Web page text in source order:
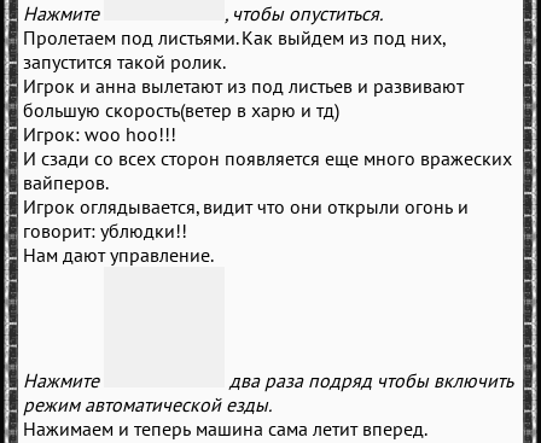
Нажмите
, чтобы опуститься.
Пролетаем под листьями. Как выйдем из под них,
запустится такой ролик.
Игрок и анна вылетают из под листьев и развивают
большую скорость(ветер в харю и тд)
Игрок: woo hoo!!!
И сзади со всех сторон появляется еще много вражеских
вайперов.
Игрок оглядывается, видит что они открыли огонь и
говорит: ублюдки!!
Нам дают управление.
Нажмите
два раза подряд чтобы включить
режим автоматической езды.
Нажимаем и теперь машина сама летит вперед.